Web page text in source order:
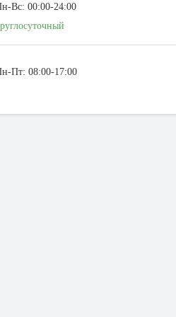
Вс: 00:00-24:00
Пт: 08:00-17:00